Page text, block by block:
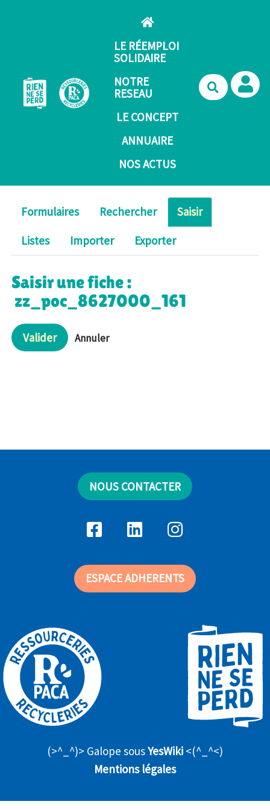
LE RÉEMPLOI
SOLIDAIRE
NOTRE
RESEAU
LE CONCEPT
ANNUAIRE
NOS ACTUS
Formulaires Rechercher
Saisir
Listes
Importer Exporter
Saisir une fiche :
zz_poc_8627000_161
Valider Annuler
NOUS CONTACTER
ESPACE ADHERENTS
(>^_^)> Galope sousYesWiki <(^_^<)
Mentions légales